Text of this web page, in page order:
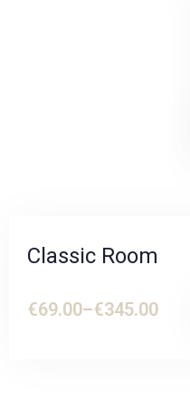
Classic Room
€69.00–€345.00